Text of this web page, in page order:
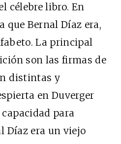
célebre libro. En
que Bernal Díaz era,
La principal
son las firmas de
distintas y
en Duverger
capacidad para
Díaz era un viejo